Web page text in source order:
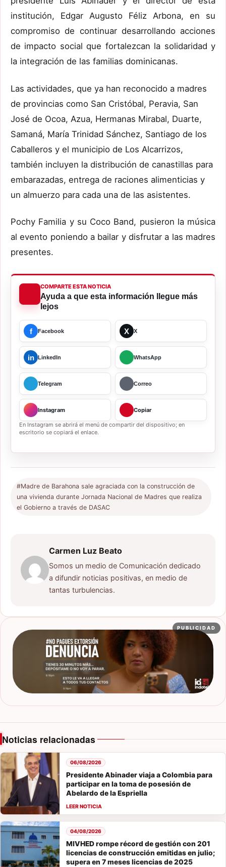
institución, Edgar Augusto Féliz Arbona, en su
compromiso de continuar desarrollando acciones
de impacto social que fortalezcan la solidaridad y
la integración de las familias dominicanas.
Las actividades, que ya han reconocido a madres
de provincias como San Cristóbal, Peravia, San
José de Ocoa, Azua, Hermanas Mirabal, Duarte,
Samaná, María Trinidad Sánchez, Santiago de los
Caballeros y el municipio de Los Alcarrizos,
también incluyen la distribución de canastillas para
embarazadas, entrega de raciones alimenticias y
un almuerzo para cada una de las asistentes.
Pochy Familia y su Coco Band, pusieron la música
al evento poniendo a bailar y disfrutar a las madres
presentes.
COMPARTE ESTA NOTICIA
Ayuda a que esta información llegue más
lejos
f Facebook X X
in LinkedIn WhatsApp
Telegram Correo
Instagram Copiar
En Instagram se abrirá el menú de compartir del dispositivo; en
escritorio se copiará el enlace.
#Madre de Barahona sale agraciada con la construcción de
una vivienda durante Jornada Nacional de Madres que realiza
el Gobierno a través de DASAC
Carmen Luz Beato
Somos un medio de Comunicación dedicado
a difundir noticias positivas, en medio de
tantas turbulencias.
PUBLICIDAD
Noticias relacionadas
Presidente Abinader viaja a Colombia para
participar en la toma de posesión de
Abelardo de la Espriella
06/08/2026
MIVHED rompe récord de gestión con 201
licencias de construcción emitidas en julio;
supera en 7 meses licencias de 2025
04/08/2026